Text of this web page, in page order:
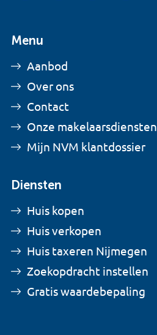
Menu
Aanbod
Over ons
Contact
Onze makelaarsdiensten
Mijn NVM klantdossier
Diensten
Huis kopen
Huis verkopen
Huis taxeren Nijmegen
Zoekopdracht instellen
Gratis waardebepaling